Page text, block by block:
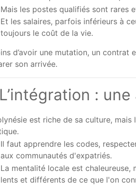
Mais les postes qualifiés sont rares
Et les salaires, parfois inférieurs à
toujours le coût de la vie.
d’avoir une mutation, un
son arrivée.
:
est riche de sa culture,
Il faut apprendre les codes,
aux communautés d'expatriés.
La mentalité locale est
lents et différents de ce que l'on